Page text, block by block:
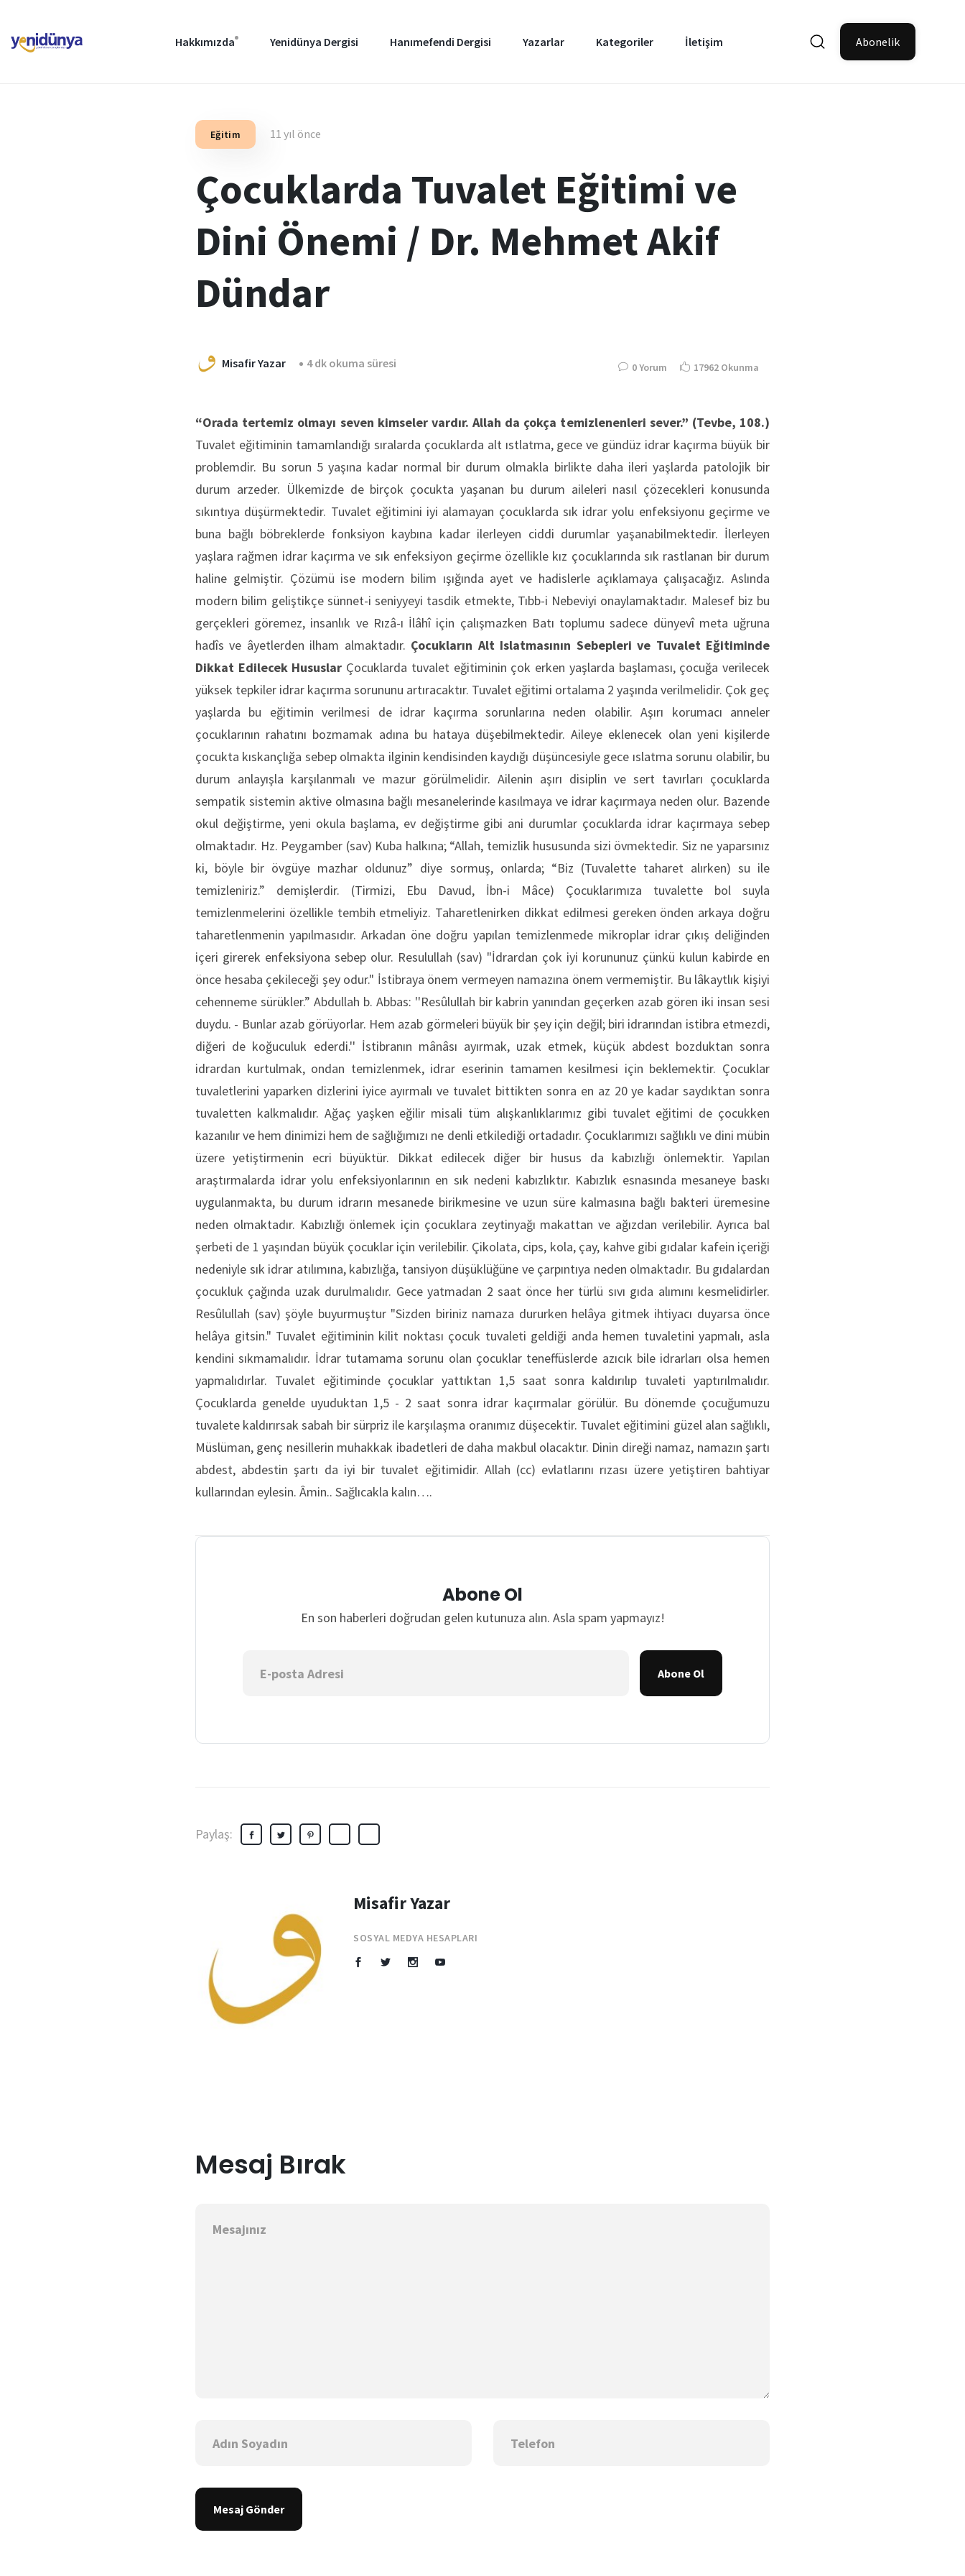
Hakkımızda Yenidünya Dergisi Hanımefendi Dergisi Yazarlar Kategoriler İletişim Abonelik
Eğitim 11 yıl önce
Çocuklarda Tuvalet Eğitimi ve
Dini Önemi / Dr. Mehmet Akif
Dündar
Misafir Yazar 4 dk okuma süresi 0 Yorum 17962 Okunma
“Orada tertemiz olmayı seven kimseler vardır. Allah da çokça temizlenenleri sever.” (Tevbe, 108.)
Tuvalet eğitiminin tamamlandığı sıralarda çocuklarda alt ıstlatma, gece ve gündüz idrar kaçırma büyük bir
problemdir. Bu sorun 5 yaşına kadar normal bir durum olmakla birlikte daha ileri yaşlarda patolojik bir
durum arzeder. Ülkemizde de birçok çocukta yaşanan bu durum aileleri nasıl çözecekleri konusunda
sıkıntıya düşürmektedir. Tuvalet eğitimini iyi alamayan çocuklarda sık idrar yolu enfeksiyonu geçirme ve
buna bağlı böbreklerde fonksiyon kaybına kadar ilerleyen ciddi durumlar yaşanabilmektedir. İlerleyen
yaşlara rağmen idrar kaçırma ve sık enfeksiyon geçirme özellikle kız çocuklarında sık rastlanan bir durum
haline gelmiştir. Çözümü ise modern bilim ışığında ayet ve hadislerle açıklamaya çalışacağız. Aslında
modern bilim geliştikçe sünnet-i seniyyeyi tasdik etmekte, Tıbb-i Nebeviyi onaylamaktadır. Malesef biz bu
gerçekleri göremez, insanlık ve Rızâ-ı İlâhî için çalışmazken Batı toplumu sadece dünyevî meta uğruna
hadîs ve âyetlerden ilham almaktadır. Çocukların Alt Islatmasının Sebepleri ve Tuvalet Eğitiminde
Dikkat Edilecek Hususlar Çocuklarda tuvalet eğitiminin çok erken yaşlarda başlaması, çocuğa verilecek
yüksek tepkiler idrar kaçırma sorununu artıracaktır. Tuvalet eğitimi ortalama 2 yaşında verilmelidir. Çok geç
yaşlarda bu eğitimin verilmesi de idrar kaçırma sorunlarına neden olabilir. Aşırı korumacı anneler
çocuklarının rahatını bozmamak adına bu hataya düşebilmektedir. Aileye eklenecek olan yeni kişilerde
çocukta kıskançlığa sebep olmakta ilginin kendisinden kaydığı düşüncesiyle gece ıslatma sorunu olabilir, bu
durum anlayışla karşılanmalı ve mazur görülmelidir. Ailenin aşırı disiplin ve sert tavırları çocuklarda
sempatik sistemin aktive olmasına bağlı mesanelerinde kasılmaya ve idrar kaçırmaya neden olur. Bazende
okul değiştirme, yeni okula başlama, ev değiştirme gibi ani durumlar çocuklarda idrar kaçırmaya sebep
olmaktadır. Hz. Peygamber (sav) Kuba halkına; “Allah, temizlik hususunda sizi övmektedir. Siz ne yaparsınız
ki, böyle bir övgüye mazhar oldunuz” diye sormuş, onlarda; “Biz (Tuvalette taharet alırken) su ile
temizleniriz.” demişlerdir. (Tirmizi, Ebu Davud, İbn-i Mâce) Çocuklarımıza tuvalette bol suyla
temizlenmelerini özellikle tembih etmeliyiz. Taharetlenirken dikkat edilmesi gereken önden arkaya doğru
taharetlenmenin yapılmasıdır. Arkadan öne doğru yapılan temizlenmede mikroplar idrar çıkış deliğinden
içeri girerek enfeksiyona sebep olur. Resulullah (sav) "İdrardan çok iyi korununuz çünkü kulun kabirde en
önce hesaba çekileceği şey odur." İstibraya önem vermeyen namazına önem vermemiştir. Bu lâkaytlık kişiyi
cehenneme sürükler.” Abdullah b. Abbas: ''Resûlullah bir kabrin yanından geçerken azab gören iki insan sesi
duydu. - Bunlar azab görüyorlar. Hem azab görmeleri büyük bir şey için değil; biri idrarından istibra etmezdi,
diğeri de koğuculuk ederdi.'' İstibranın mânâsı ayırmak, uzak etmek, küçük abdest bozduktan sonra
idrardan kurtulmak, ondan temizlenmek, idrar eserinin tamamen kesilmesi için beklemektir. Çocuklar
tuvaletlerini yaparken dizlerini iyice ayırmalı ve tuvalet bittikten sonra en az 20 ye kadar saydıktan sonra
tuvaletten kalkmalıdır. Ağaç yaşken eğilir misali tüm alışkanlıklarımız gibi tuvalet eğitimi de çocukken
kazanılır ve hem dinimizi hem de sağlığımızı ne denli etkilediği ortadadır. Çocuklarımızı sağlıklı ve dini mübin
üzere yetiştirmenin ecri büyüktür. Dikkat edilecek diğer bir husus da kabızlığı önlemektir. Yapılan
araştırmalarda idrar yolu enfeksiyonlarının en sık nedeni kabızlıktır. Kabızlık esnasında mesaneye baskı
uygulanmakta, bu durum idrarın mesanede birikmesine ve uzun süre kalmasına bağlı bakteri üremesine
neden olmaktadır. Kabızlığı önlemek için çocuklara zeytinyağı makattan ve ağızdan verilebilir. Ayrıca bal
şerbeti de 1 yaşından büyük çocuklar için verilebilir. Çikolata, cips, kola, çay, kahve gibi gıdalar kafein içeriği
nedeniyle sık idrar atılımına, kabızlığa, tansiyon düşüklüğüne ve çarpıntıya neden olmaktadır. Bu gıdalardan
çocukluk çağında uzak durulmalıdır. Gece yatmadan 2 saat önce her türlü sıvı gıda alımını kesmelidirler.
Resûlullah (sav) şöyle buyurmuştur "Sizden biriniz namaza dururken helâya gitmek ihtiyacı duyarsa önce
helâya gitsin." Tuvalet eğitiminin kilit noktası çocuk tuvaleti geldiği anda hemen tuvaletini yapmalı, asla
kendini sıkmamalıdır. İdrar tutamama sorunu olan çocuklar teneffüslerde azıcık bile idrarları olsa hemen
yapmalıdırlar. Tuvalet eğitiminde çocuklar yattıktan 1,5 saat sonra kaldırılıp tuvaleti yaptırılmalıdır.
Çocuklarda genelde uyuduktan 1,5 - 2 saat sonra idrar kaçırmalar görülür. Bu dönemde çocuğumuzu
tuvalete kaldırırsak sabah bir sürpriz ile karşılaşma oranımız düşecektir. Tuvalet eğitimini güzel alan sağlıklı,
Müslüman, genç nesillerin muhakkak ibadetleri de daha makbul olacaktır. Dinin direği namaz, namazın şartı
abdest, abdestin şartı da iyi bir tuvalet eğitimidir. Allah (cc) evlatlarını rızası üzere yetiştiren bahtiyar
kullarından eylesin. Âmin.. Sağlıcakla kalın….
Abone Ol
En son haberleri doğrudan gelen kutunuza alın. Asla spam yapmayız!
Abone Ol
Paylaş:
Misafir Yazar
SOSYAL MEDYA HESAPLARI
Mesaj Bırak
Mesaj Gönder